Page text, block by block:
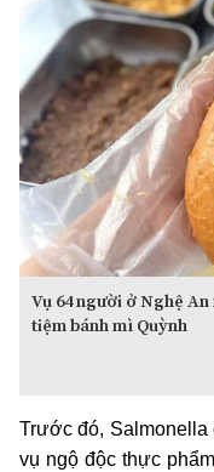
Vụ 64 người ở Nghệ
tiệm bánh mì Quỳnh
Trước đó, Salmonella
vụ ngộ độc thực